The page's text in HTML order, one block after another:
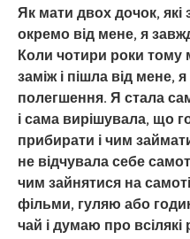
Як мати двох дочок, які
окремо від мене, я
Коли чотири роки
заміж і пішла від мене,
полегшення. Я стала
і сама вирішувала, що
прибирати і чим
не відчувала себе
чим зайнятися на
фільми, гуляю або
чай і думаю про всілякі